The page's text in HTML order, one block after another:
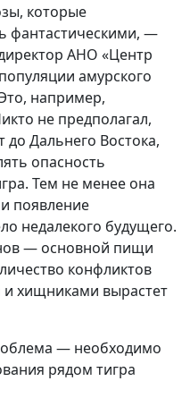
которые
фантастическими, —
АНО «Центр
амурского
например,
не предполагал,
до Дальнего Востока,
опасность
Тем не менее она
появление
недалекого будущего.
— основной пищи
конфликтов
хищниками вырастет
— необходимо
рядом тигра